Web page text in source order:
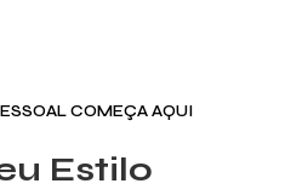
COMEÇA AQUI
Estilo